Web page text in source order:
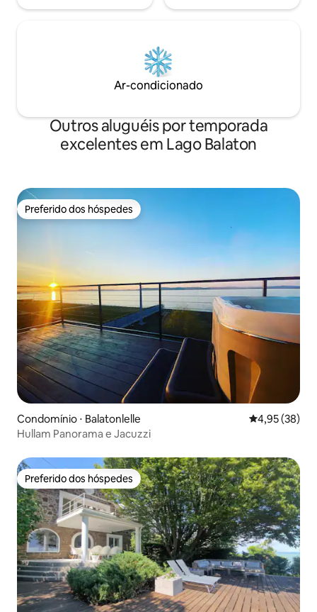
Ar-condicionado
Outros aluguéis por temporada
excelentes em Lago Balaton
Preferido dos hóspedes
Preferido dos hóspedes
Condomínio ⋅ Balatonlelle 4,95 de uma
4,95 (38)
Hullam Panorama e Jacuzzi
Preferido dos hóspedes
Preferido dos hóspedes